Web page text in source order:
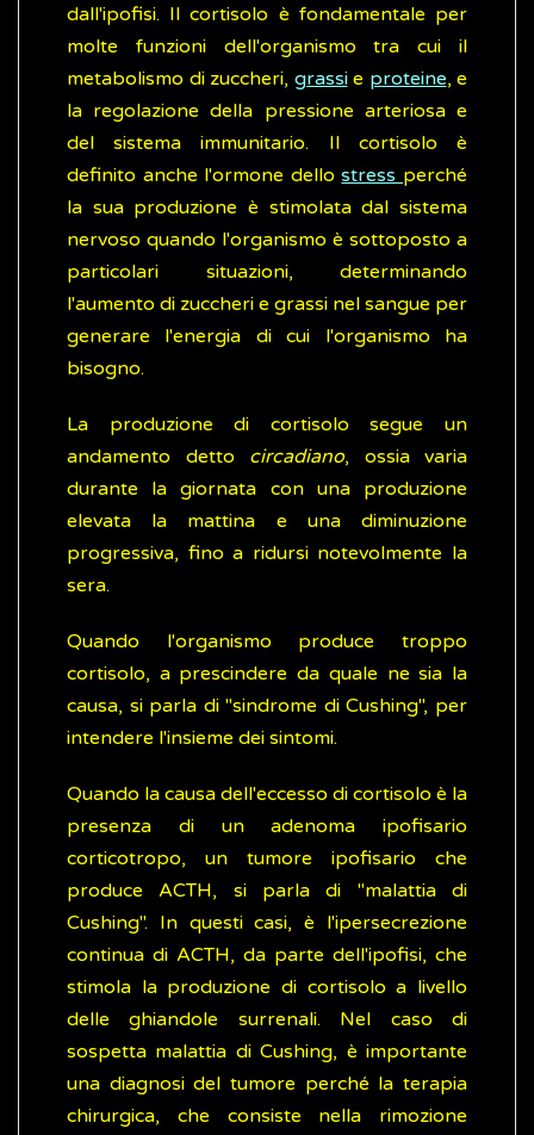
dall'ipofisi. Il cortisolo è fondamentale per
molte funzioni dell'organismo tra cui il
metabolismo di zuccheri, grassie proteine, e
la regolazione della pressione arteriosa e
del sistema immunitario. Il cortisolo è
definito anche l'ormone dellostress perché
la sua produzione è stimolata dal sistema
nervoso quando l'organismo è sottoposto a
particolari situazioni, determinando
l'aumento di zuccheri e grassi nel sangue per
generare l'energia di cui l'organismo ha
bisogno.
La produzione di cortisolo segue un
andamento detto circadiano, ossia varia
durante la giornata con una produzione
elevata la mattina e una diminuzione
progressiva, fino a ridursi notevolmente la
sera.
Quando l'organismo produce troppo
cortisolo, a prescindere da quale ne sia la
causa, si parla di "sindrome di Cushing", per
intendere l'insieme dei sintomi.
Quando la causa dell'eccesso di cortisolo è la
presenza di un adenoma ipofisario
corticotropo, un tumore ipofisario che
produce ACTH, si parla di "malattia di
Cushing". In questi casi, è l'ipersecrezione
continua di ACTH, da parte dell'ipofisi, che
stimola la produzione di cortisolo a livello
delle ghiandole surrenali. Nel caso di
sospetta malattia di Cushing, è importante
una diagnosi del tumore perché la terapia
chirurgica, che consiste nella rimozione